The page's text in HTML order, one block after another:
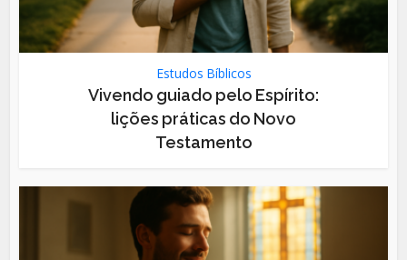
Estudos Bíblicos
Vivendo guiado pelo Espírito:
lições práticas do Novo
Testamento